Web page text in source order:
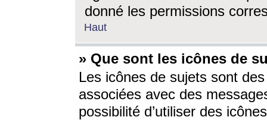
donné les permissions
Haut
» Que sont les icônes de
Les icônes de sujets sont
associées avec des
possibilité d’utiliser des